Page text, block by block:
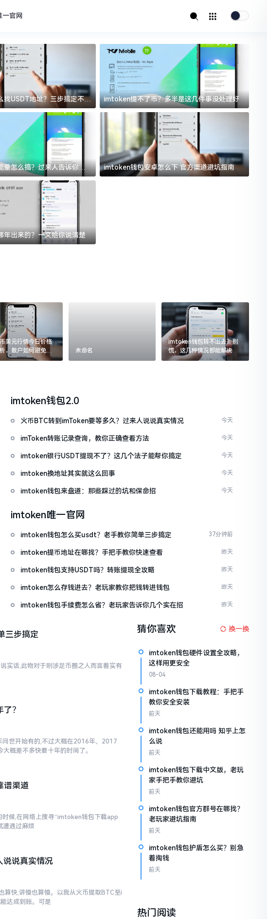
官网
官网
USDT地址？三步搞定不踩
imtoken提不了币？多半是这几件事没处理好
怎么搞？过来人告诉你门
imtoken钱包安卓怎么下 官方渠道避坑指南
出来的？一文给你说清楚
美元行情今日价格
，散户如何避免追
套牢
未命名
imtoken钱包转不出去？别
慌，这几种情况都能解决
imtoken钱包2.0
火币BTC转到imToken要等多久？过来人说说真实情况 今天
imToken转账记录查询，教你正确查看方法 今天
imtoken银行USDT提现不了？这几个法子能帮你搞定 今天
imtoken换地址其实就这么回事 今天
imtoken钱包来盘道：那些踩过的坑和保命招 今天
imtoken唯一官网
imtoken钱包怎么买usdt？老手教你简单三步搞定 37分钟前
imtoken提币地址在哪找？手把手教你快速查看 昨天
imtoken钱包支持USDT吗？转账提现全攻略 昨天
imtoken怎么存钱进去？老玩家教你把钱转进钱包 昨天
imtoken钱包手续费怎么省？老玩家告诉你几个实在招 昨天
三步搞定
实话,此物对于刚涉足币圈之人而言着实有
？
世开始有的,不过大概在2016年、2017
概差不多快要十年的时间了。
谱渠道
候,在网络上搜寻“imtoken钱包下载app
遭遇过麻烦
说说真实情况
算快,讲慢也算慢。以我从火币提取BTC至i
达成到账。可是
猜你喜欢 换一换
imtoken钱包硬件设置全攻略，
这样用更安全
08-04
imtoken钱包下载教程：手把手
教你安全安装
前天
imtoken钱包还能用吗 知乎上怎
么说
前天
imtoken钱包下载中文版，老玩
家手把手教你避坑
前天
imtoken钱包官方群号在哪找？
老玩家避坑指南
前天
imtoken钱包护盾怎么买？别急
着掏钱
前天
热门阅读